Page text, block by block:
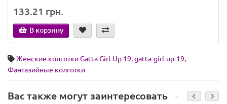
133.21 грн.
В корзину
Женские колготки Gatta Girl-Up 19,gatta-girl-up-19,
Фантазийные колготки
Вас также могут заинтересовать